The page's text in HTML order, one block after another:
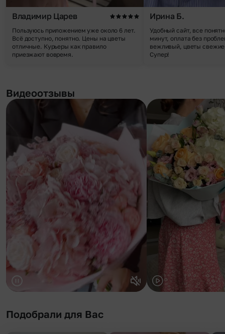
Владимир Царев
Пользуюсь приложением уже около 6 лет.
Всё доступно, понятно. Цены на цветы
отличные. Курьеры как правило
приезжают вовремя.
Ирина Б.
Удобный сайт, все
минут, оплата без
вежливый, цветы
Супер!
Видеоотзывы
Подобрали для Вас